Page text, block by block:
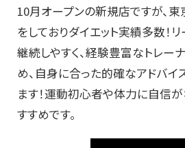
10月オープンの新規店ですが、
をしておりダイエット実績多数！
継続しやすく、経験豊富なトレー
め、自身に合った的確なアドバイ
ます！運動初心者や体力に自信
すすめです。